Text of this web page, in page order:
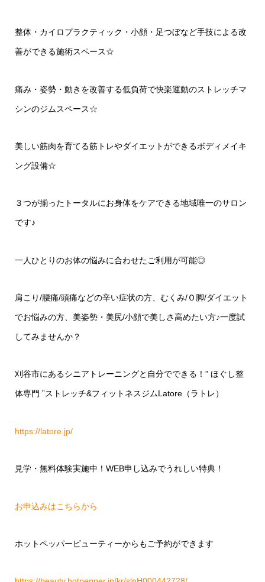
整体・カイロプラクティック・小顔・足つぼなど手技による改
善ができる施術スペース☆
痛み・姿勢・動きを改善する低負荷で快楽運動のストレッチマ
シンのジムスペース☆
美しい筋肉を育てる筋トレやダイエットができるボディメイキ
ング設備☆
３つが揃ったトータルにお身体をケアできる地域唯一のサロン
です♪
一人ひとりのお体の悩みに合わせたご利用が可能◎
肩こり/腰痛/頭痛などの辛い症状の方、むくみ/Ｏ脚/ダイエット
でお悩みの方、美姿勢・美尻/小顔で美しさ高めたい方♪一度試
してみませんか？
刈谷市にあるシニアトレーニングと自分でできる！” ほぐし整
体専門 ”ストレッチ&フィットネスジムLatore（ラトレ）
https://latore.jp/
見学・無料体験実施中！WEB申し込みでうれしい特典！
お申込みはこちらから
ホットペッパービューティーからもご予約ができます